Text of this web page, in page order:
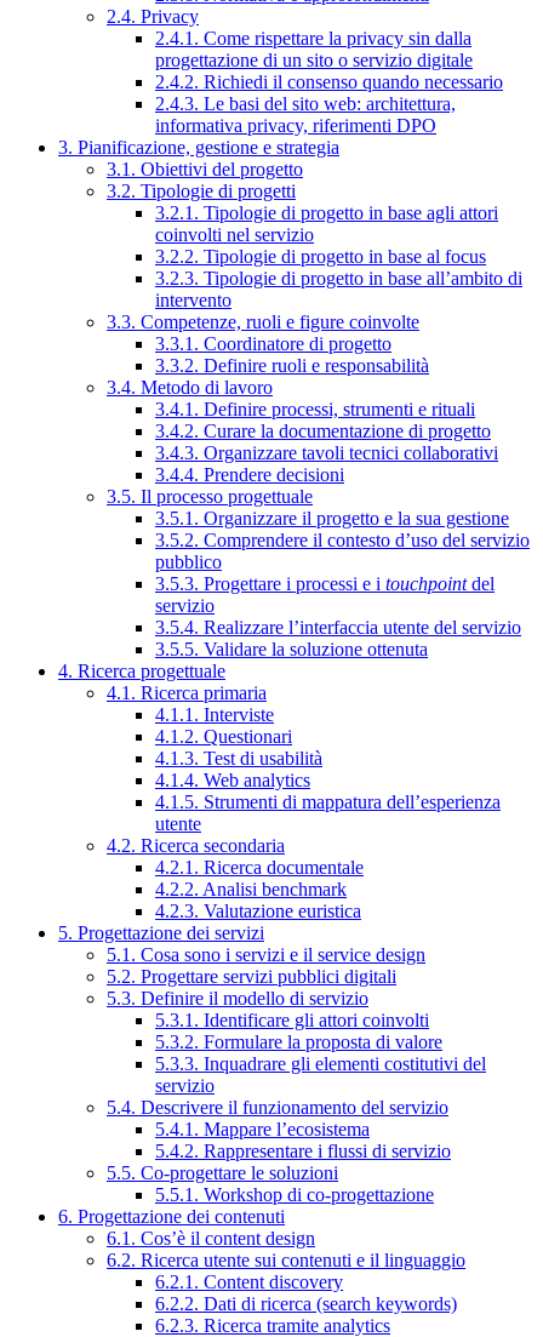
2.4. Privacy
2.4.1. Come rispettare la privacy sin dalla
progettazione di un sito o servizio digitale
2.4.2. Richiedi il consenso quando necessario
2.4.3. Le basi del sito web: architettura,
informativa privacy, riferimenti DPO
3. Pianificazione, gestione e strategia
3.1. Obiettivi del progetto
3.2. Tipologie di progetti
3.2.1. Tipologie di progetto in base agli attori
coinvolti nel servizio
3.2.2. Tipologie di progetto in base al focus
3.2.3. Tipologie di progetto in base all’ambito di
intervento
3.3. Competenze, ruoli e figure coinvolte
3.3.1. Coordinatore di progetto
3.3.2. Definire ruoli e responsabilità
3.4. Metodo di lavoro
3.4.1. Definire processi, strumenti e rituali
3.4.2. Curare la documentazione di progetto
3.4.3. Organizzare tavoli tecnici collaborativi
3.4.4. Prendere decisioni
3.5. Il processo progettuale
3.5.1. Organizzare il progetto e la sua gestione
3.5.2. Comprendere il contesto d’uso del servizio
pubblico
3.5.3. Progettare i processi e i touchpointdel
servizio
3.5.4. Realizzare l’interfaccia utente del servizio
3.5.5. Validare la soluzione ottenuta
4. Ricerca progettuale
4.1. Ricerca primaria
4.1.1. Interviste
4.1.2. Questionari
4.1.3. Test di usabilità
4.1.4. Web analytics
4.1.5. Strumenti di mappatura dell’esperienza
utente
4.2. Ricerca secondaria
4.2.1. Ricerca documentale
4.2.2. Analisi benchmark
4.2.3. Valutazione euristica
5. Progettazione dei servizi
5.1. Cosa sono i servizi e il service design
5.2. Progettare servizi pubblici digitali
5.3. Definire il modello di servizio
5.3.1. Identificare gli attori coinvolti
5.3.2. Formulare la proposta di valore
5.3.3. Inquadrare gli elementi costitutivi del
servizio
5.4. Descrivere il funzionamento del servizio
5.4.1. Mappare l’ecosistema
5.4.2. Rappresentare i flussi di servizio
5.5. Co-progettare le soluzioni
5.5.1. Workshop di co-progettazione
6. Progettazione dei contenuti
6.1. Cos’è il content design
6.2. Ricerca utente sui contenuti e il linguaggio
6.2.1. Content discovery
6.2.2. Dati di ricerca (search keywords)
6.2.3. Ricerca tramite analytics